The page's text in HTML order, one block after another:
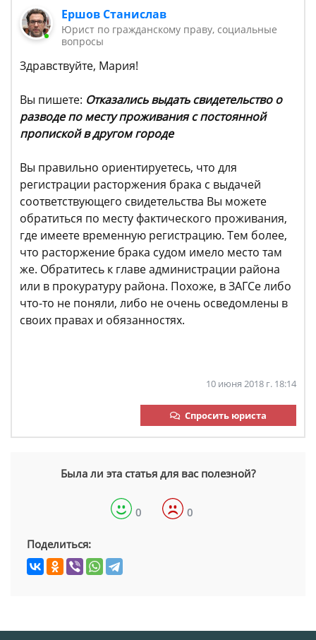
Ершов Станислав
Юрист по гражданскому праву, социальные
вопросы
Здравствуйте, Мария!
Вы пишете: Отказались выдать свидетельство о
разводе по месту проживания с постоянной
пропиской в другом городе
Вы правильно ориентируетесь, что для
регистрации расторжения брака с выдачей
соответствующего свидетельства Вы можете
обратиться по месту фактического проживания,
где имеете временную регистрацию. Тем более,
что расторжение брака судом имело место там
же. Обратитесь к главе администрации района
или в прокуратуру района. Похоже, в ЗАГСе либо
что-то не поняли, либо не очень осведомлены в
своих правах и обязанностях.
10 июня 2018 г. 18:14
Спросить юриста
Была ли эта статья для вас полезной?
0 0
Поделиться: